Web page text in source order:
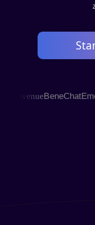
AvenueBeneChat